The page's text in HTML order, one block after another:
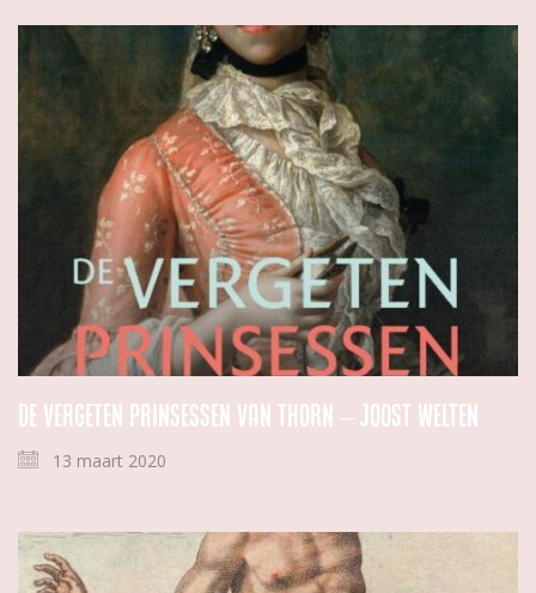
De vergeten prinsessen van Thorn – Joost Welten
13 maart 2020